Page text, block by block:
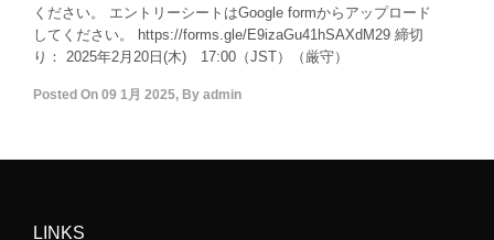
ください。 エントリーシートはGoogle formからアップロード
してください。 https://forms.gle/E9izaGu41hSAXdM29 締切
り： 2025年2月20日(木) 17:00（JST）（厳守）
Posted On 09 1月 2025, By admin
LINKS